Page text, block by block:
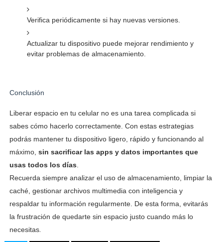
Verifica periódicamente si hay nuevas versiones.
Actualizar tu dispositivo puede mejorar rendimiento y
evitar problemas de almacenamiento.
Conclusión
Liberar espacio en tu celular no es una tarea complicada si
sabes cómo hacerlo correctamente. Con estas estrategias
podrás mantener tu dispositivo ligero, rápido y funcionando al
máximo, sin sacrificar las apps y datos importantes que
usas todos los días
Recuerda siempre analizar el uso de almacenamiento, limpiar la
caché, gestionar archivos multimedia con inteligencia y
respaldar tu información regularmente. De esta forma, evitarás
la frustración de quedarte sin espacio justo cuando más lo
necesitas.